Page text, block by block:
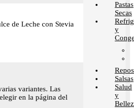
de Leche con Stevia
variantes. Las
en la página del
Pastas
Secas
y
Salsas
Salud
y